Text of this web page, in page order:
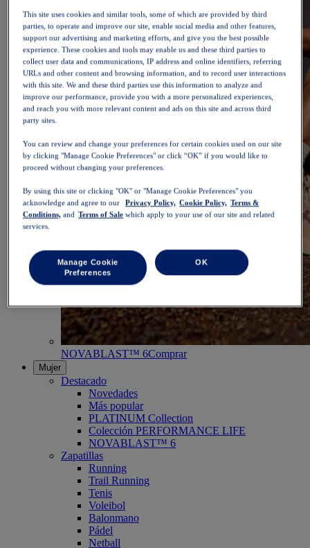
NOVABLAST™ 6Comprar
Mujer
Destacado
Novedades
Más popular
PLATINUM Collection
Colección PERFORMANCE LIFE
NOVABLAST™ 6
Zapatillas
Running
Trail Running
Tenis
Voleibol
Balonmano
Pádel
Netball
This site uses cookies and similar tools, some of which are provided by third
parties, to operate and improve our site, enable social media and other features,
support our advertising and marketing efforts, and give you the best possible
experience. These cookies and tools may enable us and these third parties to
collect user data and communications, IP address and online identifiers, referring
URLs and other content and browsing information, and to record user interactions
with this site. We and these third parties use this information to analyze and
improve our performance, provide you with a more personalized experiences,
and reach you with more relevant content and ads on this site and across third
party sites.
You can review and change your preferences for certain cookies used on our site
by clicking "Manage Cookie Preferences" or click “OK” if you would like to
proceed without changing your preferences.
By using this site or clicking "OK" or "Manage Cookie Preferences" you
acknowledge and agree to our
Privacy Policy, Cookie Policy, Terms &
Conditions, and Terms of Sale which apply to your use of our site and related
services.
Manage Cookie
Preferences
OK